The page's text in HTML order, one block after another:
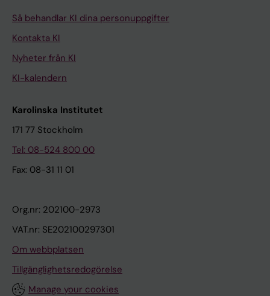
Så behandlar KI dina personuppgifter
Kontakta KI
Nyheter från KI
KI-kalendern
Karolinska Institutet
171 77 Stockholm
Tel: 08-524 800 00
Fax: 08-31 11 01
Org.nr: 202100-2973
VAT.nr: SE202100297301
Om webbplatsen
Tillgänglighetsredogörelse
Manage your cookies